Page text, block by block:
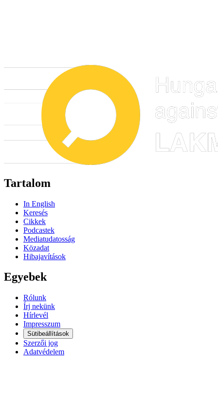
Tartalom
In English
Keresés
Cikkek
Podcastek
Mediatudatosság
Közadat
Hibajavítások
Egyebek
Rólunk
Írj nekünk
Hírlevél
Impresszum
Sütibeállítások
Szerzői jog
Adatvédelem